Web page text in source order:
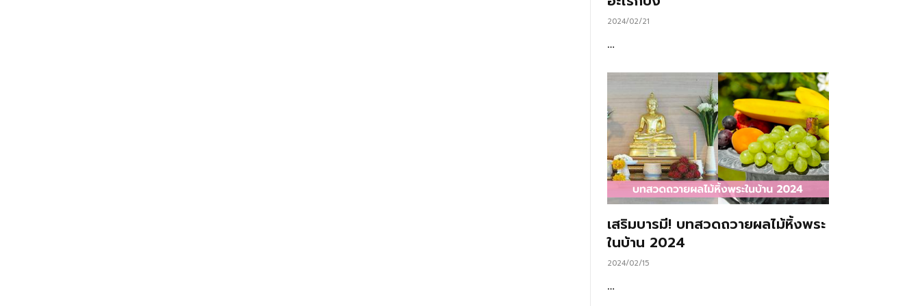
2024/02/21
…
เสริมบารมี! บทสวดถวายผลไม้หิ้งพระ
ในบ้าน 2024
2024/02/15
…